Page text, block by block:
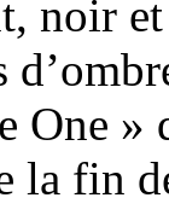
noir
One »
la fin